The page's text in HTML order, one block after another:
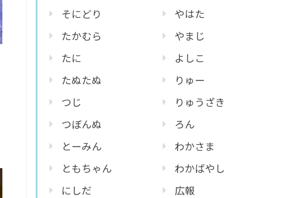
そにどり
たかむら
たに
たぬたぬ
つじ
つぼんぬ
とーみん
ともちゃん
にしだ
やはた
やまじ
よしこ
りゅー
りゅうざき
ろん
わかさま
わかばやし
広報